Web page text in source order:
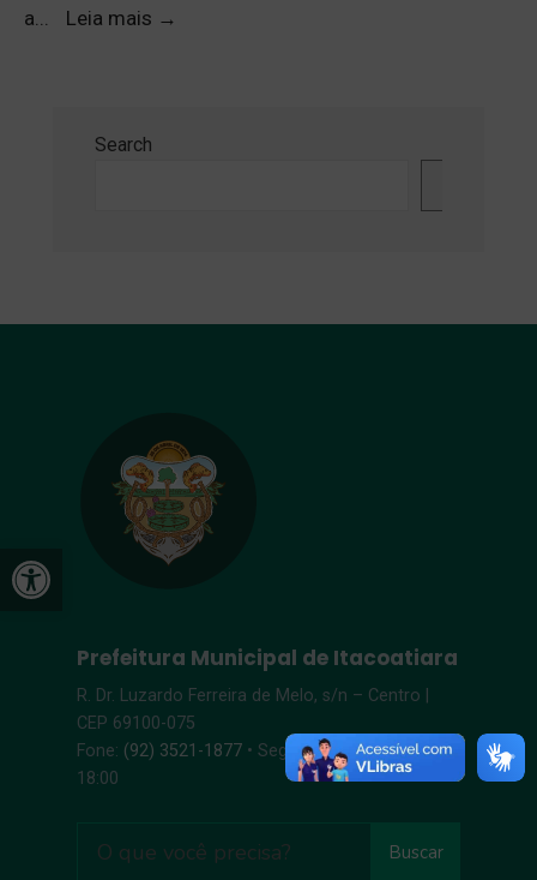
Open toolbar
a... Leia mais →
Search
Prefeitura Municipal de Itacoatiara
R. Dr. Luzardo Ferreira de Melo, s/n – Centro |
CEP 69100-075
Fone: (92) 3521-1877 • Segunda-Sexta, 8:00 –
18:00
Buscar